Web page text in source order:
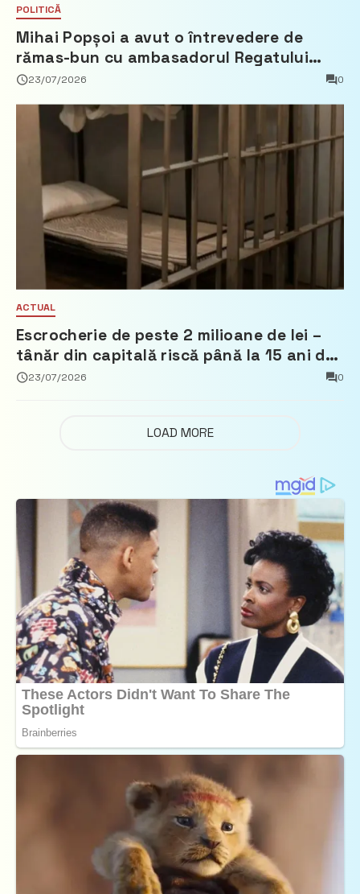
POLITICĂ
Mihai Popșoi a avut o întrevedere de
rămas-bun cu ambasadorul Regatului
Țărilor de Jos, Fred Duijn
23/07/2026 0
ACTUAL
Escrocherie de peste 2 milioane de lei –
tânăr din capitală riscă până la 15 ani de
închisoare
23/07/2026 0
LOAD MORE